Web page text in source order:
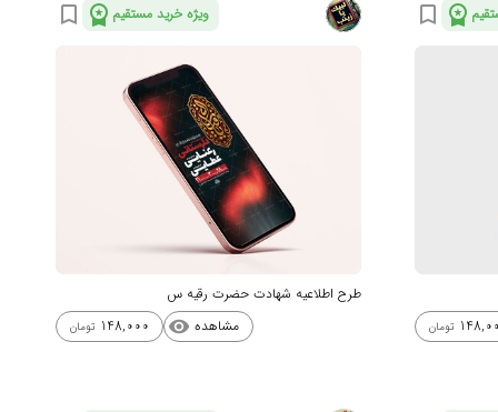
workspace_premium
bookmark_border
تومان
ویژه خرید مستقیم workspace_premium
bookmark_border
طرح اطلاعیه شهادت حضرت رقیه س
مشاهده visibility
148,000 تومان